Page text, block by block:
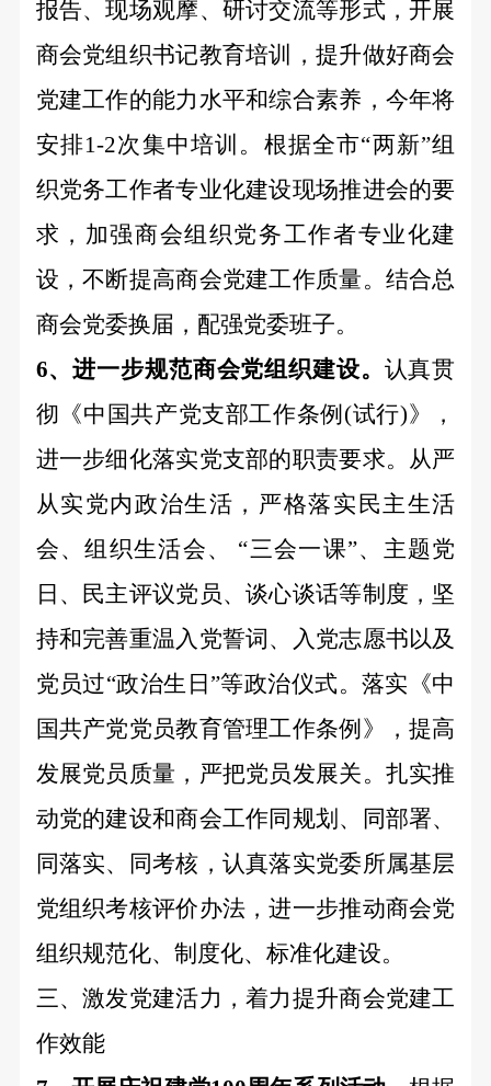
报告、现场观摩、研讨交流等形式，开展
商会党组织书记教育培训，提升做好商会
党建工作的能力水平和综合素养，今年将
安排1-2次集中培训。根据全市“两新”组
织党务工作者专业化建设现场推进会的要
求，加强商会组织党务工作者专业化建
设，不断提高商会党建工作质量。结合总
商会党委换届，配强党委班子。
6、进一步规范商会党组织建设。 认真贯
彻《中国共产党支部工作条例 (试行)》，
进一步细化落实党支部的职责要求。从严
从实党内政治生活，严格落实民主生活
会、组织生活会、 “三会一课”、主题党
日、民主评议党员、谈心谈话等制度，坚
持和完善重温入党誓词、入党志愿书以及
党员过“政治生日”等政治仪式。落实《中
国共产党党员教育管理工作条例》，提高
发展党员质量，严把党员发展关。扎实推
动党的建设和商会工作同规划、同部署、
同落实、同考核，认真落实党委所属基层
党组织考核评价办法，进一步推动商会党
组织规范化、制度化、标准化建设。
三、激发党建活力，着力提升商会党建工
作效能